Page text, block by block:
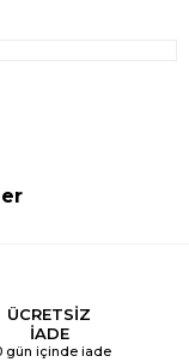
ÜCRETSİZ
İADE
gün içinde iade